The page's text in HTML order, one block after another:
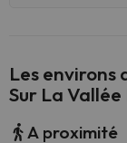
Les
Sur La
A proximité